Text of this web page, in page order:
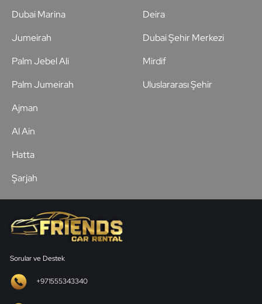
Dubai Marina
Jumeirah
Palm Jebel Ali
Palm Jumeirah
Deira
Dubai Şehir Merkezi
Mirdif
Uluslararası Şehir
Ajman
Al Ain
Hatta
Şarjah
Sorular ve Destek
+971555343340